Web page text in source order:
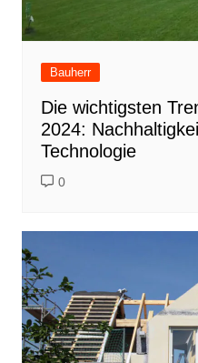
Bauherr
Die wichtigsten
2024:
Technologie
0